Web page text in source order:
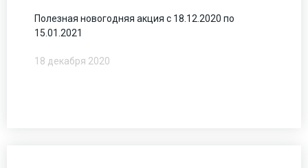
Полезная новогодняя акция с 18.12.2020 по
15.01.2021
18 декабря 2020